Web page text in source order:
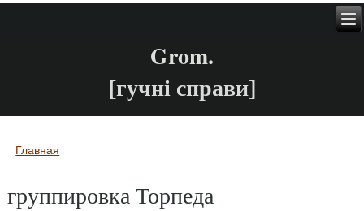
Grom.
[гучні справи]
Вы здесь
Главная
группировка Торпеда